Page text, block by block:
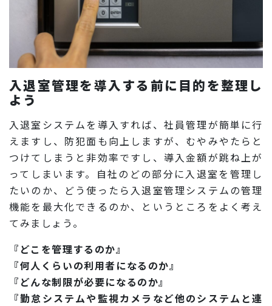
入退室管理を導入する前に目的を整理し
よう
入退室システムを導入すれば、社員管理が簡単に行
えますし、防犯面も向上しますが、むやみやたらと
つけてしまうと非効率ですし、導入金額が跳ね上が
ってしまいます。自社のどの部分に入退室を管理し
たいのか、どう使ったら入退室管理システムの管理
機能を最大化できるのか、というところをよく考え
てみましょう。
『どこを管理するのか』
『何人くらいの利用者になるのか』
『どんな制限が必要になるのか』
『勤怠システムや監視カメラなど他のシステムと連